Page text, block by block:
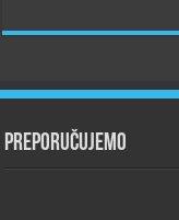
Preporučujemo